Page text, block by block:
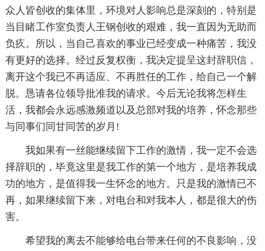
众人皆创收的集体里，环境对人影响总是深刻的，特别是
当目睹工作室负责人王钢创收的艰难，我一直因为无助而
负疚。所以，当自己喜欢的事业已经变成一种痛苦，我没
有更好的选择。经过反复权衡，我决定提呈这封辞职信，
离开这个我已不再适应、不再胜任的工作，给自己一个解
脱。恳请各位领导批准我的请求。今后无论我将怎样生
活，我都会永远感激频道以及总部对我的培养，怀念那些
与同事们同甘同苦的岁月!
我如果有一丝能继续留下工作的激情，我一定不会选
择辞职的，毕竟这里是我工作的第一个地方，是培养我成
功的地方，是值得我一生怀念的地方。只是我的激情已不
再，如果继续留下来，对电台和对我本人，都是很大的伤
害。
希望我的离去不能够给电台带来任何的不良影响，没